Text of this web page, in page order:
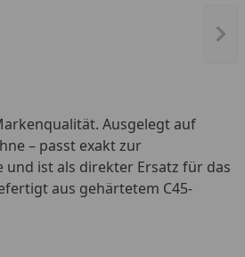
Ausgelegt auf
– passt exakt zur
und ist als direkter Ersatz für das
aus gehärtetem C45-